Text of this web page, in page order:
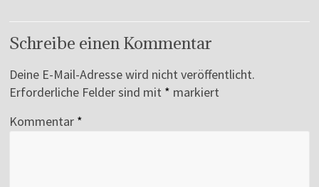
Schreibe einen Kommentar
Deine E-Mail-Adresse wird nicht veröffentlicht.
Erforderliche Felder sind mit * markiert
Kommentar *